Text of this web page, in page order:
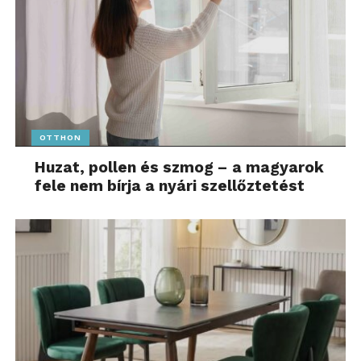
bőr, műbőr, flitteres, gyöngyös, nyomott mintás vagy
ragasztott díszítésű darabok általában nem valók a
szárítógépbe, ahogy a fürdőruhák és elasztikus
darabok esetében is jobb az óvatosság. A törölközők,
ágyneműk és pamutholmik viszont jól
illeszkedhetnek a gépi szárítási rutinba. A modern
hőszivattyús szárítógépek
Pump™technológiával alacsonyabb hőmérsékleten
és szenzoros szárítással segíthetnek abban, hogy a
szárításra alkalmas textíliák gyorsabban kerüljenek
teregetésre.
Így szólhat a nyár az állandó
mosás helyett a pihenésről
„Nyáron sok
OTTHON
Huzat, pollen és szmog – a magyarok
fele nem bírja a nyári szellőztetést